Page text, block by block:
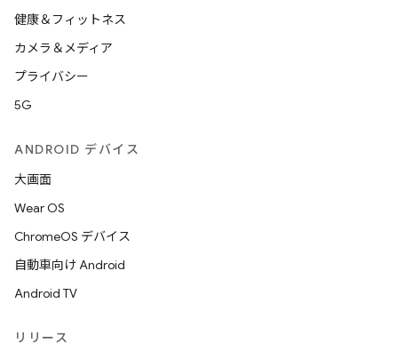
健康＆フィットネス
カメラ＆メディア
プライバシー
5G
ANDROID デバイス
大画面
Wear OS
ChromeOS デバイス
自動車向け Android
Android TV
リリース